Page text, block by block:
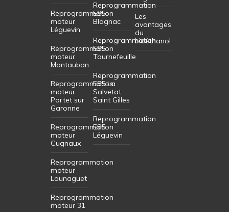
Reprogrammation
moteur
Léguevin
Reprogrammation
moteur
Montauban
Reprogrammation
moteur
Portet sur
Garonne
Reprogrammation
moteur
Cugnaux
Reprogrammation
moteur
Launaguet
Reprogrammation
moteur 31
Reprogrammation
E85
Blagnac
Reprogrammation
E85
Tournefeuille
Reprogrammation
E85 La
Salvetat
Saint Gilles
Reprogrammation
E85
Léguevin
Les
avantages
du
bioéthanol